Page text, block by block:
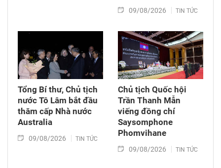
09/08/2026 TIN TỨC
Tổng Bí thư, Chủ tịch
nước Tô Lâm bắt đầu
thăm cấp Nhà nước
Australia
09/08/2026 TIN TỨC
Chủ tịch Quốc hội
Trần Thanh Mẫn
viếng đồng chí
Saysomphone
Phomvihane
09/08/2026 TIN TỨC